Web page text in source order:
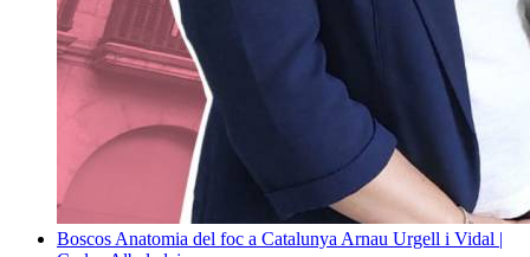
Boscos Anatomia del foc a Catalunya Arnau Urgell i Vidal |